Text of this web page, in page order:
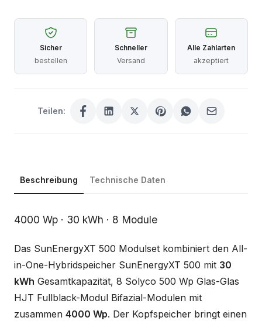
Sicher
bestellen
Schneller
Versand
Alle Zahlarten
akzeptiert
Teilen:
Beschreibung Technische Daten
Beschreibung
4000 Wp · 30 kWh · 8 Module
Das SunEnergyXT 500 Modulset kombiniert den All-
in-One-Hybridspeicher SunEnergyXT 500 mit 30
kWh Gesamtkapazität, 8 Solyco 500 Wp Glas-Glas
HJT Fullblack-Modul Bifazial-Modulen mit
zusammen 4000 Wp. Der Kopfspeicher bringt einen